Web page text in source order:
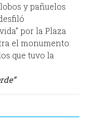
y pañuelos
por la Plaza
el monumento
que tuvo la